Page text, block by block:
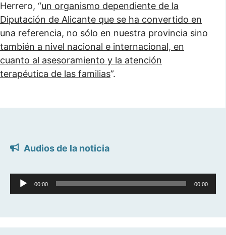
Herrero, “un organismo dependiente de la
Diputación de Alicante que se ha convertido en
una referencia, no sólo en nuestra provincia sino
también a nivel nacional e internacional, en
cuanto al asesoramiento y la atención
terapéutica de las familias”.
Audios de la noticia
Reproductor
de
00:00 00:00